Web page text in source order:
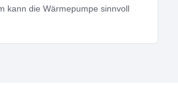
kann die Wärmepumpe sinnvoll